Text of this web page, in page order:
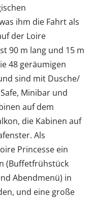
ihm die Fahrt als
der Loire
90 m lang und 15 m
48 geräumigen
sind mit Dusche/
Minibar und
auf dem
die Kabinen auf
Als
Princesse ein
(Buffetfrühstück
Abendmenü) in
und eine große